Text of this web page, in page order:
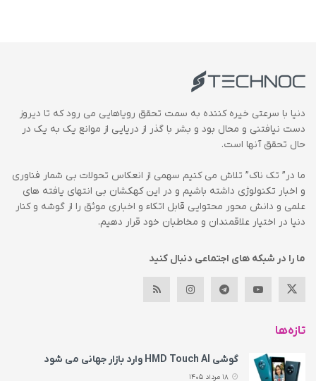
دنیا با سرعتی خیره کننده به سمت تحقق رویاهایی می رود که تا دیروز
دست نیافتنی و محال بود و بشر با گذر از دریایی از موانع یک به یک در
حال تحقق آنها است.
ما در” تک ناک” تلاش می کنیم سهمی از انعکاس تحولات بی شمار فناوری
و اخبار تکنولوژی داشته باشیم و در این کهکشان بی انتهای یافته های
علمی و دانش محور محتوایی قابل اتکاء و اخباری موثق را از گوشه و کنار
دنیا در اختیار علاقمندان و مخاطبان خود قرار دهیم.
ما را در شبکه های اجتماعی دنبال کنید
تازه‌ها
گوشی HMD Touch AI وارد بازار جهانی می‌ شود